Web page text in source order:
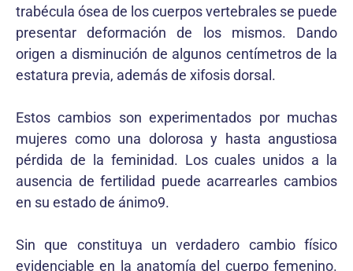
trabécula ósea de los cuerpos vertebrales se puede
presentar deformación de los mismos. Dando
origen a disminución de algunos centímetros de la
estatura previa, además de xifosis dorsal.
Estos cambios son experimentados por muchas
mujeres como una dolorosa y hasta angustiosa
pérdida de la feminidad. Los cuales unidos a la
ausencia de fertilidad puede acarrearles cambios
en su estado de ánimo9.
Sin que constituya un verdadero cambio físico
evidenciable en la anatomía del cuerpo femenino.